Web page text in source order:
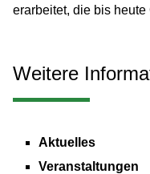
erarbeitet, die bis heute
Weitere
Aktuelles
Veranstaltungen